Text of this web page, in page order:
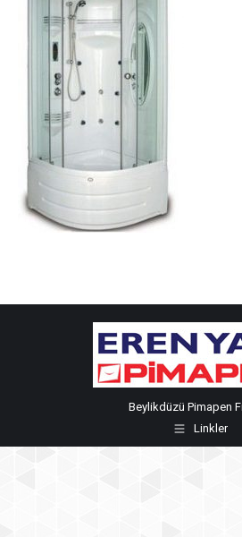
Beylikdüzü Pimapen
Linkler